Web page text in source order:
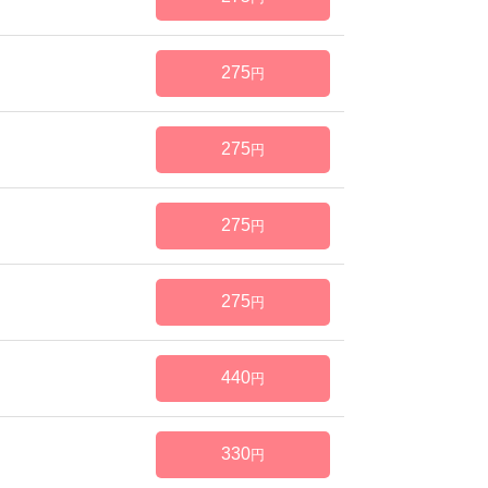
275 円
275 円
275 円
275 円
440円
330円